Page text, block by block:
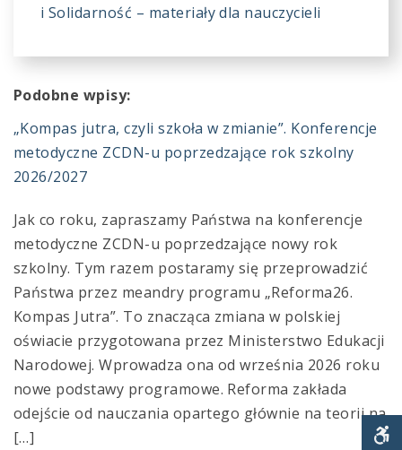
i Solidarność – materiały dla nauczycieli
Podobne wpisy:
„Kompas jutra, czyli szkoła w zmianie”. Konferencje
metodyczne ZCDN-u poprzedzające rok szkolny
2026/2027
Jak co roku, zapraszamy Państwa na konferencje
metodyczne ZCDN-u poprzedzające nowy rok
szkolny. Tym razem postaramy się przeprowadzić
Państwa przez meandry programu „Reforma26.
Kompas Jutra”. To znacząca zmiana w polskiej
oświacie przygotowana przez Ministerstwo Edukacji
Narodowej. Wprowadza ona od września 2026 roku
nowe podstawy programowe. Reforma zakłada
odejście od nauczania opartego głównie na teorii na
[…]